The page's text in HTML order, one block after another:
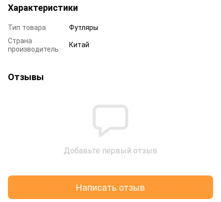
Характеристики
Тип товара
Футляры
Страна
производитель
Китай
Отзывы
Добавьте первый отзыв
Написать отзыв